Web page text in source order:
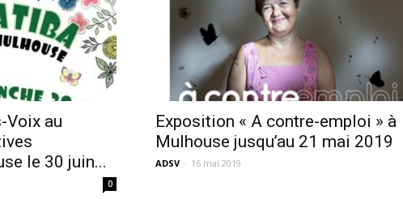
sans-
Voix au
le 30 juin...
0
Exposition « A contre-emploi » à
Mulhouse jusqu’au 21 mai 2019
ADSV - 16 mai 2019